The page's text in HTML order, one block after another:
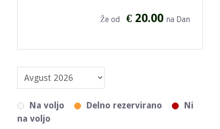
Že od € 20.00 na Dan
Na voljo Delno rezervirano
Ni
na voljo